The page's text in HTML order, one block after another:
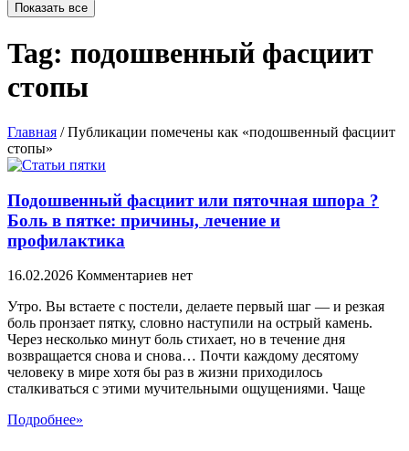
Показать все
Tag: подошвенный фасциит
стопы
Главная / Публикации помечены как «подошвенный фасциит
стопы»
Подошвенный фасциит или пяточная шпора ?
Боль в пятке: причины, лечение и
профилактика
16.02.2026 Комментариев нет
Утро. Вы встаете с постели, делаете первый шаг — и резкая
боль пронзает пятку, словно наступили на острый камень.
Через несколько минут боль стихает, но в течение дня
возвращается снова и снова… Почти каждому десятому
человеку в мире хотя бы раз в жизни приходилось
сталкиваться с этими мучительными ощущениями. Чаще
Подробнее»